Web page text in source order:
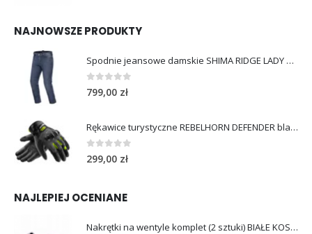
NAJNOWSZE PRODUKTY
Spodnie jeansowe damskie SHIMA RIDGE LADY blue
0out of 5
799,00 zł
Rękawice turystyczne REBELHORN DEFENDER black yellow fluo
0 out of 5
299,00 zł
NAJLEPIEJ OCENIANE
Nakrętki na wentyle komplet (2 sztuki) BIAŁE KOSTKI